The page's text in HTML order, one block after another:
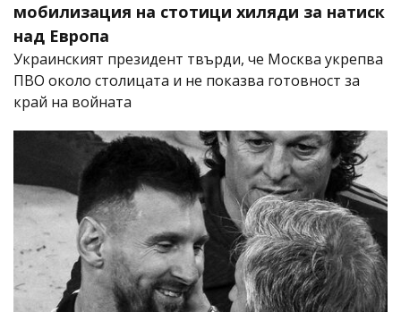
мобилизация на стотици хиляди за натиск
над Европа
Украинският президент твърди, че Москва укрепва
ПВО около столицата и не показва готовност за
край на войната